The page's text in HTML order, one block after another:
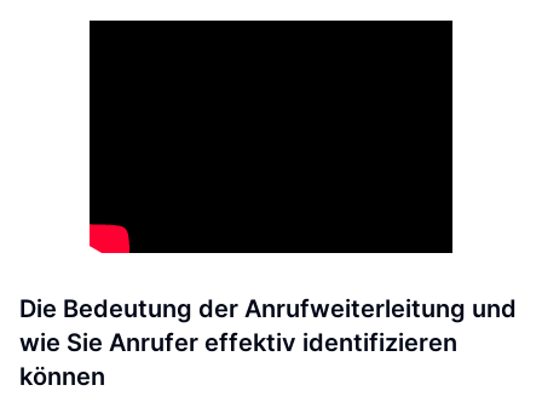
Die Bedeutung der Anrufweiterleitung und
wie Sie Anrufer effektiv identifizieren
können